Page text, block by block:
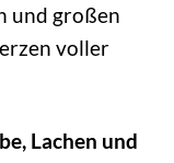
und großen
voller
Lachen und